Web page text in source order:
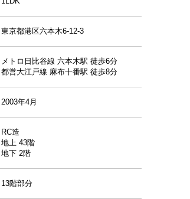
東京都港区六本木6-12-3
メトロ日比谷線 六本木駅 徒歩6分
都営大江戸線 麻布十番駅 徒歩8分
2003年4月
RC造
地上 43階
地下 2階
13階部分